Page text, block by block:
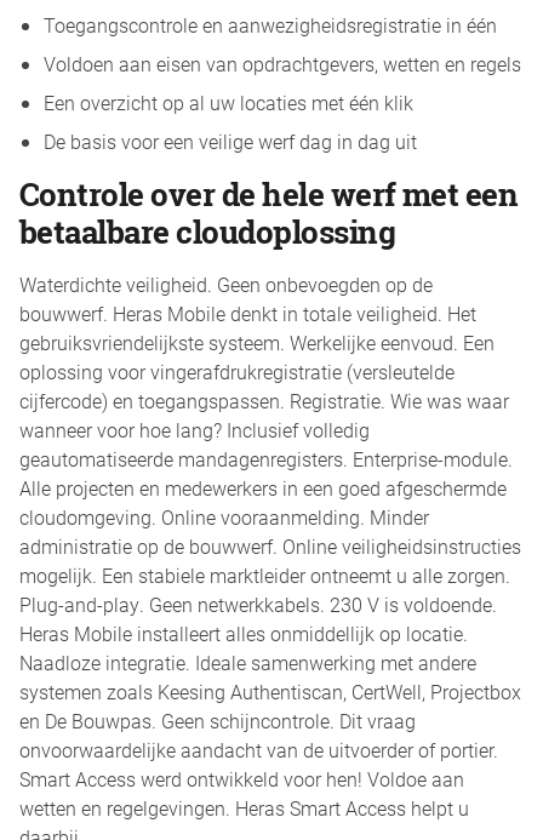
Toegangscontrole en aanwezigheidsregistratie in één
Voldoen aan eisen van opdrachtgevers, wetten en regels
Een overzicht op al uw locaties met één klik
De basis voor een veilige werf dag in dag uit
Controle over de hele werf met een
betaalbare cloudoplossing
Waterdichte veiligheid. Geen onbevoegden op de
bouwwerf. Heras Mobile denkt in totale veiligheid. Het
gebruiksvriendelijkste systeem. Werkelijke eenvoud. Een
oplossing voor vingerafdrukregistratie (versleutelde
cijfercode) en toegangspassen. Registratie. Wie was waar
wanneer voor hoe lang? Inclusief volledig
geautomatiseerde mandagenregisters. Enterprise-module.
Alle projecten en medewerkers in een goed afgeschermde
cloudomgeving. Online vooraanmelding. Minder
administratie op de bouwwerf. Online veiligheidsinstructies
mogelijk. Een stabiele marktleider ontneemt u alle zorgen.
Plug-and-play. Geen netwerkkabels. 230 V is voldoende.
Heras Mobile installeert alles onmiddellijk op locatie.
Naadloze integratie. Ideale samenwerking met andere
systemen zoals Keesing Authentiscan, CertWell, Projectbox
en De Bouwpas. Geen schijncontrole. Dit vraag
onvoorwaardelijke aandacht van de uitvoerder of portier.
Smart Access werd ontwikkeld voor hen! Voldoe aan
wetten en regelgevingen. Heras Smart Access helpt u